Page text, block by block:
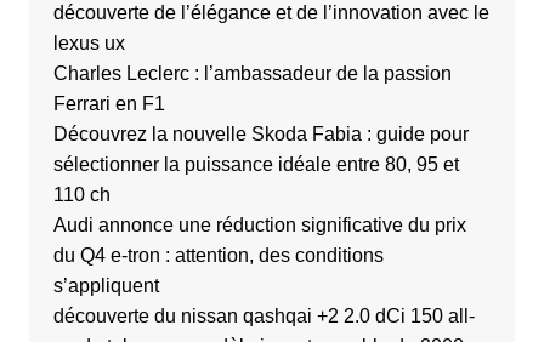
découverte de l’élégance et de l’innovation avec le
lexus ux
Charles Leclerc : l’ambassadeur de la passion
Ferrari en F1
Découvrez la nouvelle Skoda Fabia : guide pour
sélectionner la puissance idéale entre 80, 95 et
110 ch
Audi annonce une réduction significative du prix
du Q4 e-tron : attention, des conditions
s’appliquent
découverte du nissan qashqai +2 2.0 dCi 150 all-